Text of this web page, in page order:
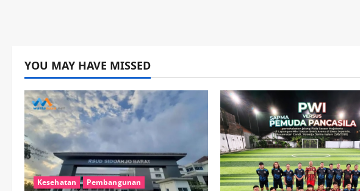
YOU MAY HAVE MISSED
Kesehatan
Pembangunan